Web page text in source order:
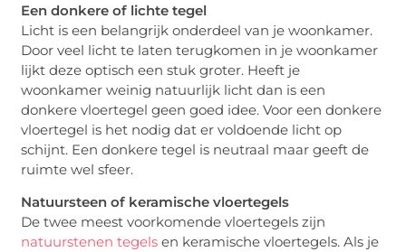
Een donkere of lichte tegel
Licht is een belangrijk onderdeel van je woonkamer.
Door veel licht te laten terugkomen in je woonkamer
lijkt deze optisch een stuk groter. Heeft je
woonkamer weinig natuurlijk licht dan is een
donkere vloertegel geen goed idee. Voor een donkere
vloertegel is het nodig dat er voldoende licht op
schijnt. Een donkere tegel is neutraal maar geeft de
ruimte wel sfeer.
Natuursteen of keramische vloertegels
De twee meest voorkomende vloertegels zijn
natuurstenen tegels en keramische vloertegels. Als je